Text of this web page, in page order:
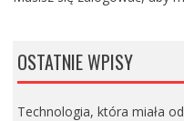
OSTATNIE WPISY
Technologia, która miała